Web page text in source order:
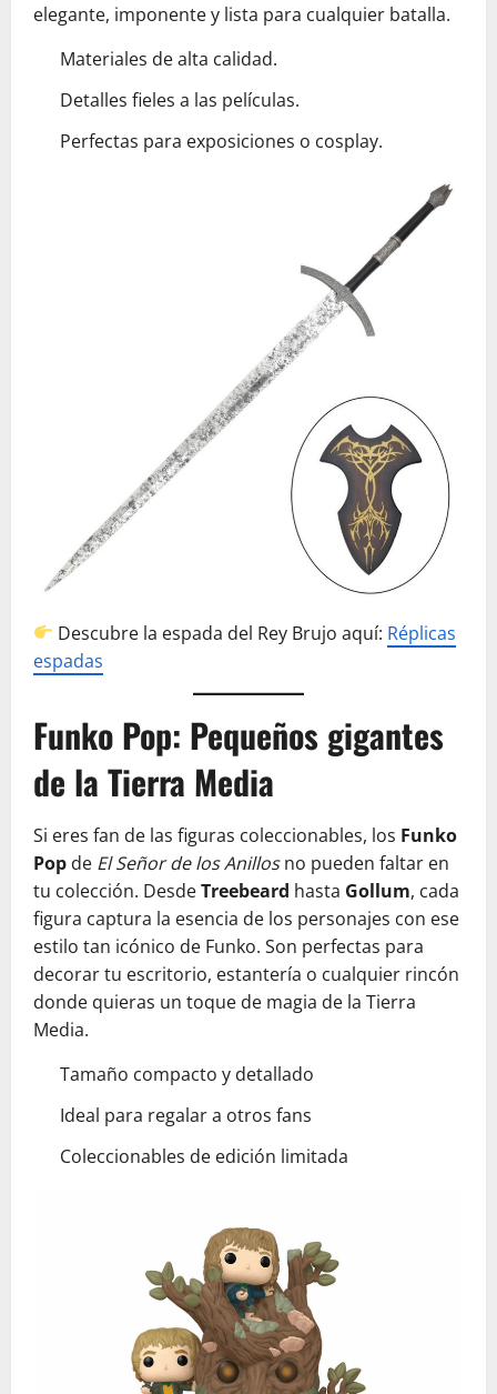
elegante, imponente y lista para cualquier batalla.
Materiales de alta calidad.
Detalles fieles a las películas.
Perfectas para exposiciones o cosplay.
Descubre la espada del Rey Brujo aquí: Réplicas
espadas
Funko Pop: Pequeños gigantes
de la Tierra Media
Si eres fan de las figuras coleccionables, los Funko
Pop de El Señor de los Anillosno pueden faltar en
tu colección. DesdeTreebeard hasta Gollum, cada
figura captura la esencia de los personajes con ese
estilo tan icónico de Funko. Son perfectas para
decorar tu escritorio, estantería o cualquier rincón
donde quieras un toque de magia de la Tierra
Media.
Tamaño compacto y detallado
Ideal para regalar a otros fans
Coleccionables de edición limitada